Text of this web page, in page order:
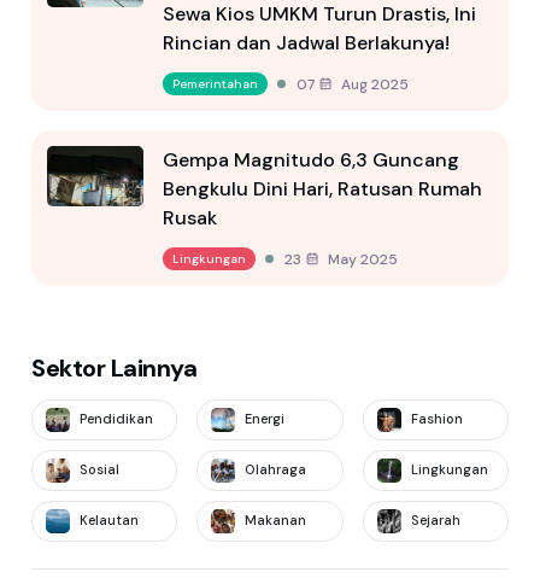
Sewa Kios UMKM Turun Drastis, Ini
Rincian dan Jadwal Berlakunya!
Pemerintahan 07 Aug 2025
Gempa Magnitudo 6,3 Guncang
Bengkulu Dini Hari, Ratusan Rumah
Rusak
Lingkungan 23 May 2025
Sektor Lainnya
Pendidikan Energi Fashion
Sosial Olahraga Lingkungan
Kelautan Makanan Sejarah